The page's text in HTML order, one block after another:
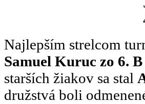
Najlepším strelcom
Samuel Kuruc zo 6. B
starších žiakov sa stal
družstvá boli